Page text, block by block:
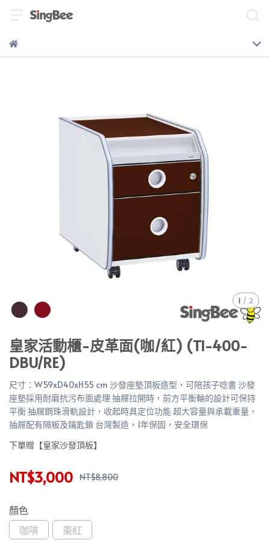
1 / 2
皇家活動櫃-皮革面(咖/紅) (TI-400-
DBU/RE)
尺寸：W59xD40xH55 cm 沙發座墊頂板造型，可陪孩子唸書 沙發
座墊採用耐磨抗污布面處理 抽屜拉開時，前方平衡輪的設計可保持
平衡 抽屜鋼珠滑軌設計，收起時具定位功能 超大容量與承載重量，
抽屜配有隔板及鑰匙鎖 台灣製造，1年保固，安全環保
下單贈【皇家沙發頂板】
NT$3,000 NT$8,800
顏色
咖啡
棗紅